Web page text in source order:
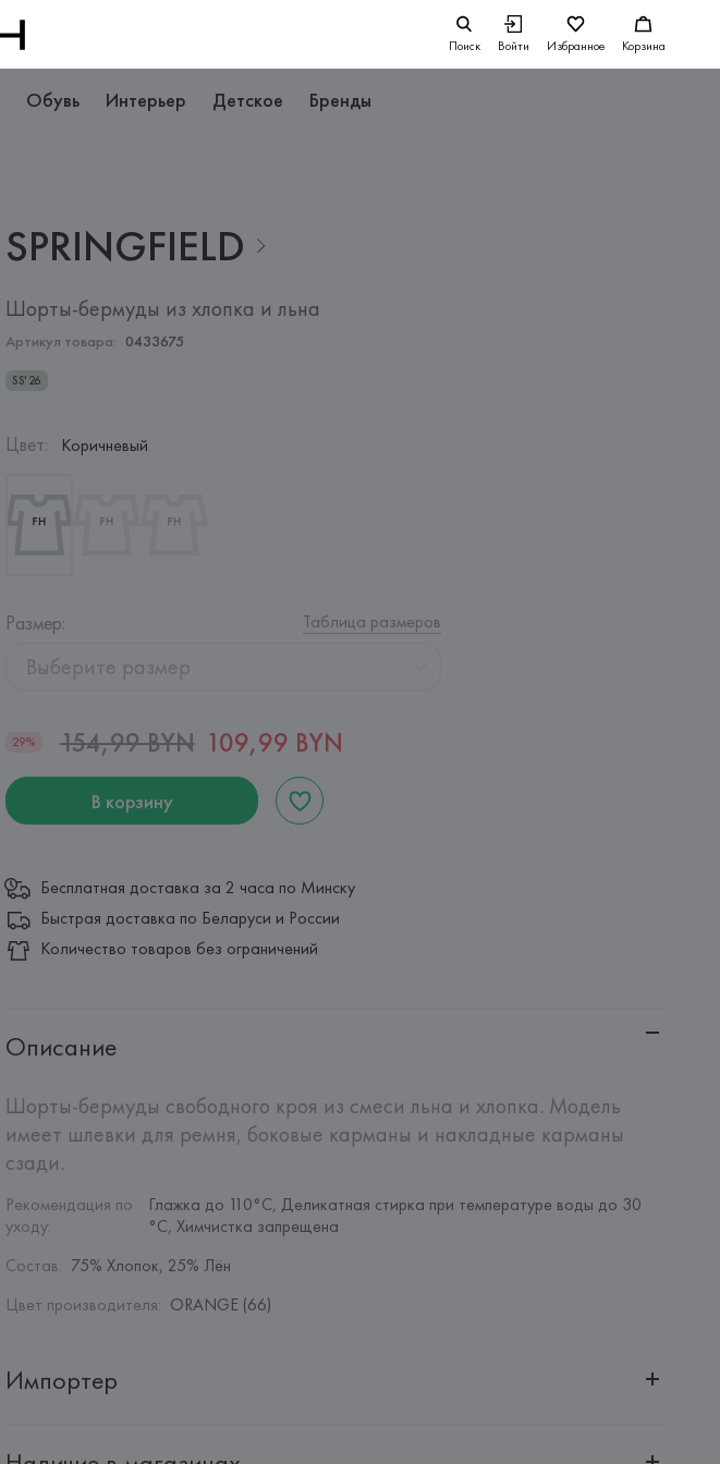
Поиск Войти Избранное Корзина
Обувь Интерьер Детское Бренды
SPRINGFIELD
Шорты-бермуды из хлопка и льна
Артикул товара: 0433675
SS'26
Цвет: Коричневый
Размер: Таблица размеров
Выберите размер
29% 154,99 BYN 109,99 BYN
В корзину
Бесплатная доставка за 2 часа по Минску
Быстрая доставка по Беларуси и России
Количество товаров без ограничений
Описание
Шорты-бермуды свободного кроя из смеси льна и хлопка. Модель
имеет шлевки для ремня, боковые карманы и накладные карманы
сзади.
Рекомендация по
уходу:
Глажка до 110°C, Деликатная стирка при температуре воды до 30
°C, Химчистка запрещена
Состав: 75% Хлопок, 25% Лён
Цвет производителя: ORANGE (66)
Импортер